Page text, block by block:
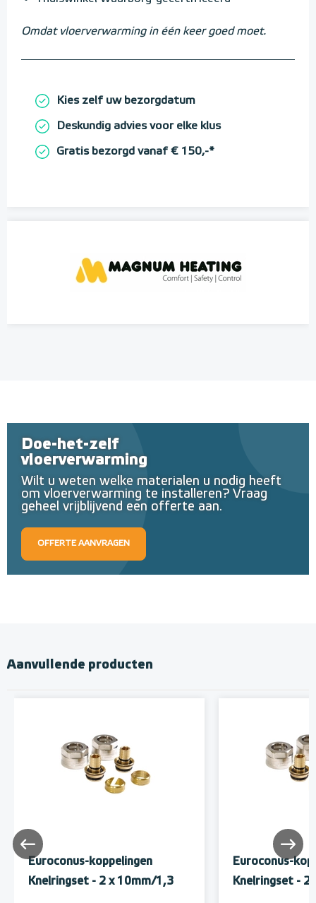
Omdat vloerverwarming in één keer goed moet.
Kies zelf uw bezorgdatum
Deskundig advies voor elke klus
Gratis bezorgd vanaf € 150,-*
Doe-het-zelf
vloerverwarming
Wilt u weten welke materialen u nodig heeft
om vloerverwarming te installeren? Vraag
geheel vrijblijvend een offerte aan.
OFFERTE AANVRAGEN
Aanvullende producten
Euroconus-koppelingen
Knelringset - 2 x 10mm/1,3
Euroconus-
Knelringset - 2